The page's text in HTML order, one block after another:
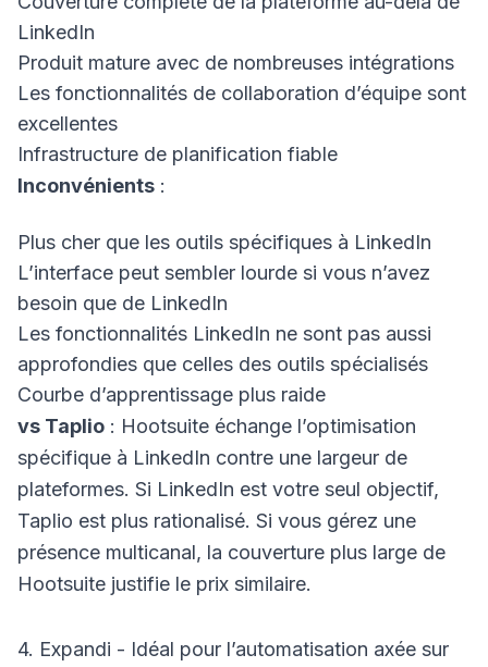
LinkedIn
Produit mature avec de nombreuses intégrations
Les fonctionnalités de collaboration d’équipe sont
excellentes
Infrastructure de planification fiable
Inconvénients :
Plus cher que les outils spécifiques à LinkedIn
L’interface peut sembler lourde si vous n’avez
besoin que de LinkedIn
Les fonctionnalités LinkedIn ne sont pas aussi
approfondies que celles des outils spécialisés
Courbe d’apprentissage plus raide
vs Taplio : Hootsuite échange l’optimisation
spécifique à LinkedIn contre une largeur de
plateformes. Si LinkedIn est votre seul objectif,
Taplio est plus rationalisé. Si vous gérez une
présence multicanal, la couverture plus large de
Hootsuite justifie le prix similaire.
4. Expandi - Idéal pour l’automatisation axée sur